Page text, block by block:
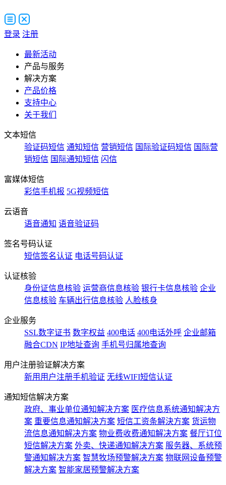
登录 注册
最新活动
产品与服务
解决方案
产品价格
支持中心
关于我们
文本短信
验证码短信 通知短信 营销短信 国际验证码短信 国际营
销短信 国际通知短信 闪信
富媒体短信
彩信手机报 5G视频短信
云语音
语音通知 语音验证码
签名号码认证
短信签名认证 电话号码认证
认证核验
身份证信息核验 运营商信息核验 银行卡信息核验 企业
信息核验 车辆出行信息核验 人脸核身
企业服务
SSL数字证书 数字权益 400电话 400电话外呼 企业邮箱
融合CDN IP地址查询 手机号归属地查询
用户注册验证解决方案
新用用户注册手机验证 无线WIFI短信认证
通知短信解决方案
政府、事业单位通知解决方案 医疗信息系统通知解决方
案 重要信息通知解决方案 短信工资条解決方案 货运物
流信息通知解决方案 物业费收费通知解决方案 餐厅订位
短信解决方案 外卖、快递通知解决方案 服务器、系统预
警通知解决方案 智慧牧场预警解决方案 物联网设备预警
解决方案 智能家居预警解决方案